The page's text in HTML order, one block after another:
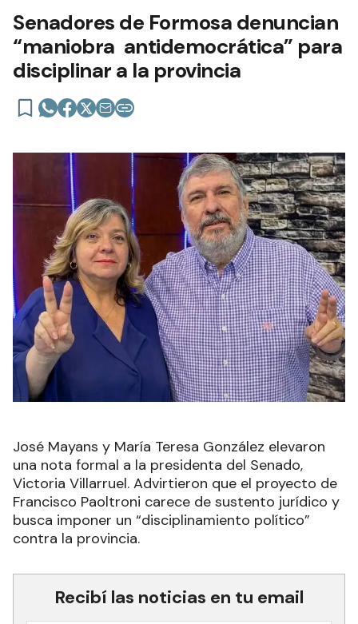
Senadores de Formosa denuncian
“maniobra antidemocrática” para
disciplinar a la provincia
José Mayans y María Teresa González elevaron
una nota formal a la presidenta del Senado,
Victoria Villarruel. Advirtieron que el proyecto de
Francisco Paoltroni carece de sustento jurídico y
busca imponer un “disciplinamiento político”
contra la provincia.
Recibí las noticias en tu email